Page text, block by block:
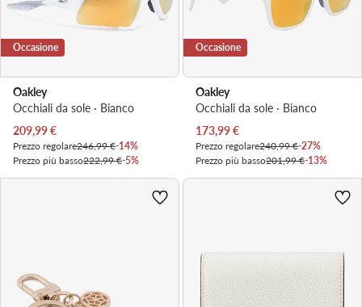
Occasione
Oakley
Occhiali da sole · Bianco
Prezzo attuale
209,99€
Prezzo regolare246,99 €-14%
Prezzo più basso222,99 €-5%
Occasione
Oakley
Occhiali da sole · Bianco
Prezzo attuale
173,99€
Prezzo regolare240,99 €-27%
Prezzo più basso201,99 €-13%